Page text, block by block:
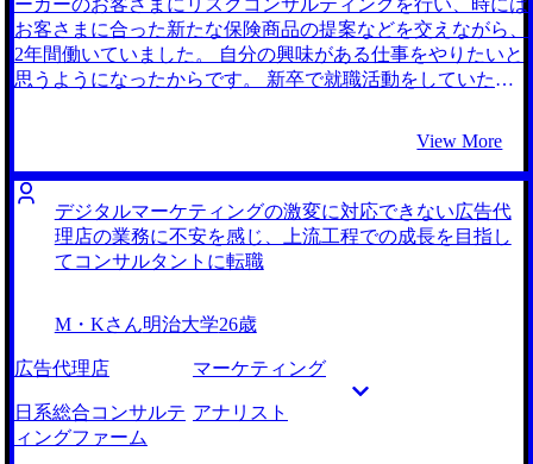
重要だったので、そういった情報を詳細に伝えてくれたこと
が助かりました。例えば、家賃補助や退職金の有無、有給取
得状況や育休の取りやすさなど、当初私が想定していた以上
に担当していただき本当に良かったと思いました。 担当の
河瀬さんはコンサル業界での勤務経験を踏まえて業界知識も
豊富な方だったので、欲しい情報を私が伝えることで、スム
ーズに企業の情報収集を行えました。 どんな質問にもすぐ
に情報を共有してくれるので、ストレスが全くなかったで
す。 場数を踏もうと思って企業を多く受けすぎました。週
も関わらず、沢山設定してしまい、反省しています。 転職
職先は、非常にワークライフバランスが充実していて、年収
も高く、今の自分にとってベストなファームだと思っていま
す。 自分のこれまでの経験も役に立つファームから内定を
いただけているので、しっかりと働きながら、キャリアアッ
ーカーのお客さまにリスクコンサルティングを行い、時には
お客さまに合った新たな保険商品の提案などを交えながら、
2年間働いていました。 自分の興味がある仕事をやりたいと
思うようになったからです。 新卒で就職活動をしていたと
た。 そこで、自分が好奇心・刺激を感じられる仕事はなに
かを考えていくにつれて、大学時代に専門として学んでいた
企業戦略分野が思い当たりました。時代と共に新たな産業が
生まれていくと共に、既存産業であっても取るべきポジショ
ニングや経営リソース配分、組織構造が変化していくことの
と、安定性より自分が興味を持って取り組める仕事に就きた
いと思うようになりました。 友人もキャリアアップ先とし
てコンサルタントを選ぶことが多く、元々転職するならコン
サルタントかなと思っていました。彼らの経験を聞いて、自
分も広い視野でビジネスに関わり、戦略的な課題に取り組み
View More
デジタルマーケティングの激変に対応できない広告代
理店の業務に不安を感じ、上流工程での成長を目指し
てコンサルタントに転職
M・Kさん明治大学26歳
広告代理店 マーケティング
日系総合コンサルテ
ィングファーム
アナリスト